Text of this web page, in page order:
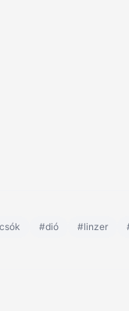
#dió #linzer